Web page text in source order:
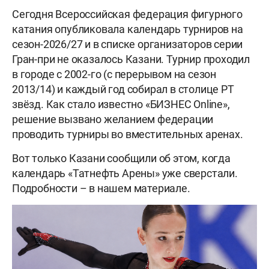
Сегодня Всероссийская федерация фигурного
катания опубликовала календарь турниров на
сезон-2026/27 и в списке организаторов серии
Гран-при не оказалось Казани. Турнир проходил
в городе с 2002-го (с перерывом на сезон
2013/14) и каждый год собирал в столице РТ
звёзд. Как стало известно «БИЗНЕС Online»,
решение вызвано желанием федерации
проводить турниры во вместительных аренах.
Вот только Казани сообщили об этом, когда
календарь «Татнефть Арены» уже сверстали.
Подробности – в нашем материале.